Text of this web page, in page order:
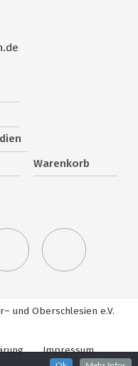
Warenkorb
und Oberschlesien e.V.
Impressum